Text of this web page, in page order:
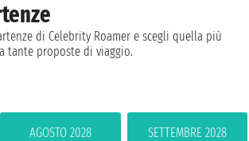
di Celebrity Roamer e scegli quella più
tante proposte di viaggio.
AGOSTO 2028 SETTEMBRE 2028